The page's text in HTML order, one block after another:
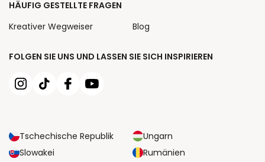
FOLGEN SIE UNS UND LASSEN SIE SICH INSPIRIEREN
Tschechische Republik
Ungarn
Slowakei
Rumänien
HÄUFIG GESTELLTE FRAGEN
Kreativer Wegweiser
Blog